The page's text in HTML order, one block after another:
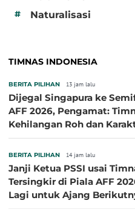
# Naturalisasi
TIMNAS INDONESIA
BERITA PILIHAN 13 jam lalu
Dijegal Singapura ke
AFF 2026, Pengamat:
Kehilangan Roh dan
BERITA PILIHAN 14 jam lalu
Janji Ketua PSSI usai
Tersingkir di Piala AFF
Lagi untuk Ajang